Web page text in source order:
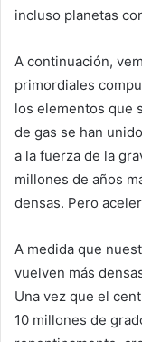
incluso planetas
A continuación,
primordiales
los elementos que
de gas se han
a la fuerza de la
millones de años
densas. Pero
A medida que
vuelven más
Una vez que el
10 millones de